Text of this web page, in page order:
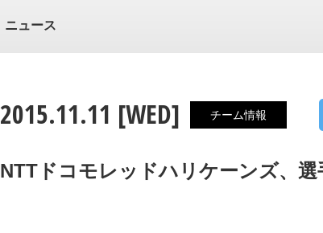
ニュース
2015.11.11 [WED] チーム情報
NTTドコモレッドハリケーンズ、